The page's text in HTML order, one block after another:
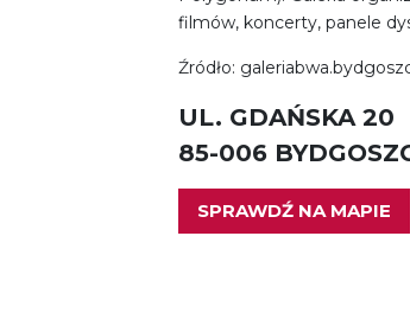
filmów, koncerty, panele
Źródło:
UL. GDAŃSKA 20
85-006
SPRAWDŹ NA MAPIE